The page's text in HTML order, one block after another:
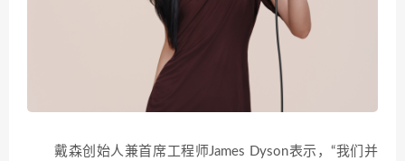
戴森创始人兼首席工程师James Dyson表示，“我们并